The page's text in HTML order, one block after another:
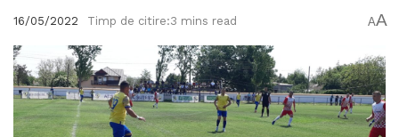
16/05/2022 Timp de citire:3 mins read AA